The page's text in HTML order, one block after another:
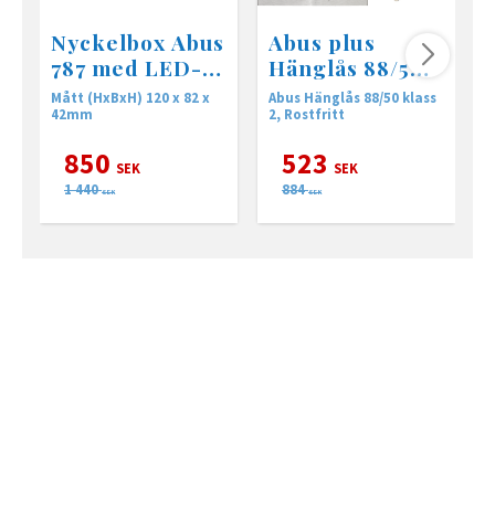
Nyckelbox Abus
787 med LED-
belysning
Mått (HxBxH) 120 x 82 x
42mm
850 SEK
1 440 SEK
Abus plus
Hänglås 88/50,
Klass 2
Abus Hänglås 88/50 klass
2, Rostfritt
523 SEK
884 SEK